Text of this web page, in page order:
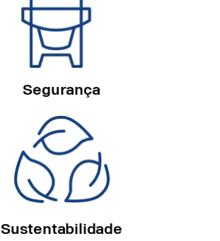
Segurança
Sustentabilidade